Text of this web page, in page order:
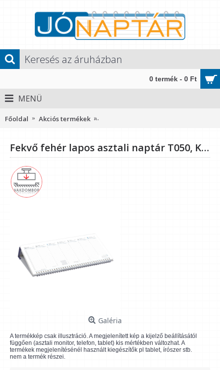
0 termék - 0 Ft
MENÜ
Főoldal Akciós termékek
Fekvő fehér lapos asztali naptár T050, Kék
Galéria
A termékkép csak illusztráció. A megjelenített kép a kijelző beállításától
függően (asztali monitor, telefon, tablet) kis mértékben változhat. A
termékek megjelenítésénél használt kiegészítők pl tablet, írószer stb.
nem a termék részei.